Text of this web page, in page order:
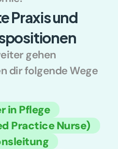
Praxis und
gehen
dir folgende Wege
in Pflege
Practice Nurse)